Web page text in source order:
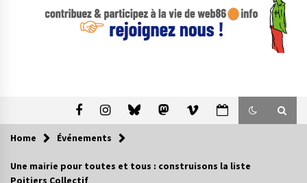
Home Événements
Une mairie pour toutes et tous : construisons la liste
Poitiers Collectif